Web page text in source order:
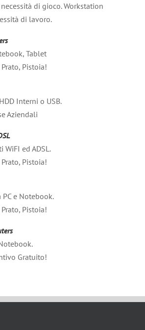
di gioco. Workstation
di lavoro.
Tablet
Pistoia!
Interni o USB.
Aziendali
WiFI ed ADSL.
Pistoia!
e Notebook.
Pistoia!
Gratuito!